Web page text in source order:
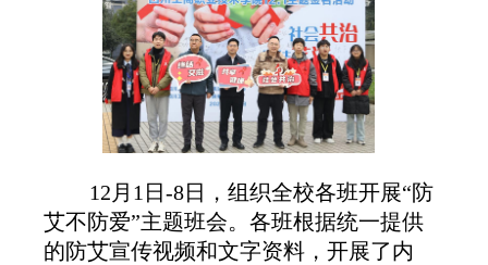
12月1日-8日，组织全校各班开展“防
艾不防爱”主题班会。各班根据统一提供
的防艾宣传视频和文字资料，开展了内